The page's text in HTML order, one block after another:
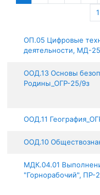
ОП.05 Цифровые
деятельности, МД-
ООД.13 Основы
Родины_ОГР-25/9з
ООД.11
ООД.10
МДК.04.01
"Горнорабочий", ПР-